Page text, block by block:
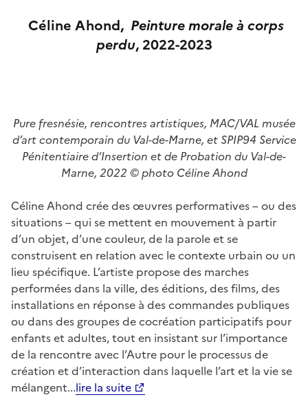
Céline Ahond, Peinture morale à corps
perdu, 2022-2023
Pure fresnésie, rencontres artistiques, MAC/VAL musée
d’art contemporain du Val-de-Marne, et SPIP94 Service
Pénitentiaire d’Insertion et de Probation du Val-de-
Marne, 2022 © photo Céline Ahond
Céline Ahond crée des œuvres performatives – ou des
situations – qui se mettent en mouvement à partir
d’un objet, d’une couleur, de la parole et se
construisent en relation avec le contexte urbain ou un
lieu spécifique. L’artiste propose des marches
performées dans la ville, des éditions, des films, des
installations en réponse à des commandes publiques
ou dans des groupes de cocréation participatifs pour
enfants et adultes, tout en insistant sur l’importance
de la rencontre avec l’Autre pour le processus de
création et d’interaction dans laquelle l’art et la vie se
mélangent...lire la suite